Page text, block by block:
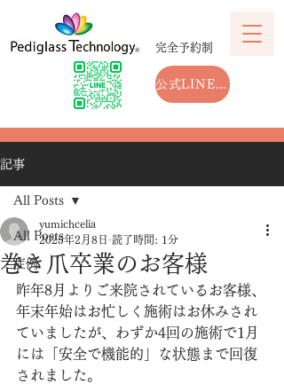
完全予約制
公式LINEから予約する
記事
All Posts
症例
All Posts
巻き爪卒業のお客様
yumichcelia
2025年2月8日 読了時間: 1分
昨年8月よりご来院されているお客様、
年末年始はお忙しく施術はお休みされ
ていましたが、わずか4回の施術で1月
には「安全で機能的」な状態まで回復
されました。